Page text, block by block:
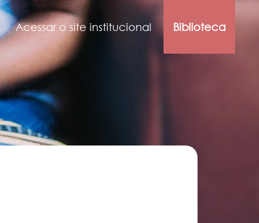
Acessar o site institucional Biblioteca